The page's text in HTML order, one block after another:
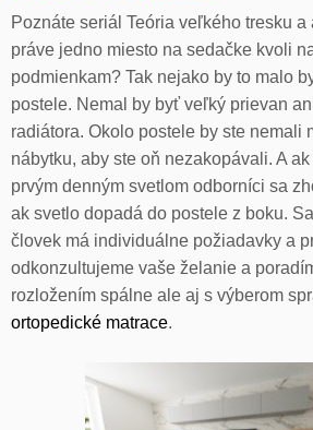
Poznáte seriál Teória veľkého tresku a
práve jedno miesto na sedačke kvoli
podmienkam? Tak nejako by to malo
postele. Nemal by byť veľký prievan
radiátora. Okolo postele by ste nemali
nábytku, aby ste oň nezakopávali. A
prvým denným svetlom odborníci sa
ak svetlo dopadá do postele z boku.
človek má individuálne požiadavky a
odkonzultujeme vaše želanie a
rozložením spálne ale aj s výberom
ortopedické matrace.